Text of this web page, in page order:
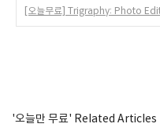
[오늘무료] Trigraphy: Photo
'오늘만 무료' Related Articles